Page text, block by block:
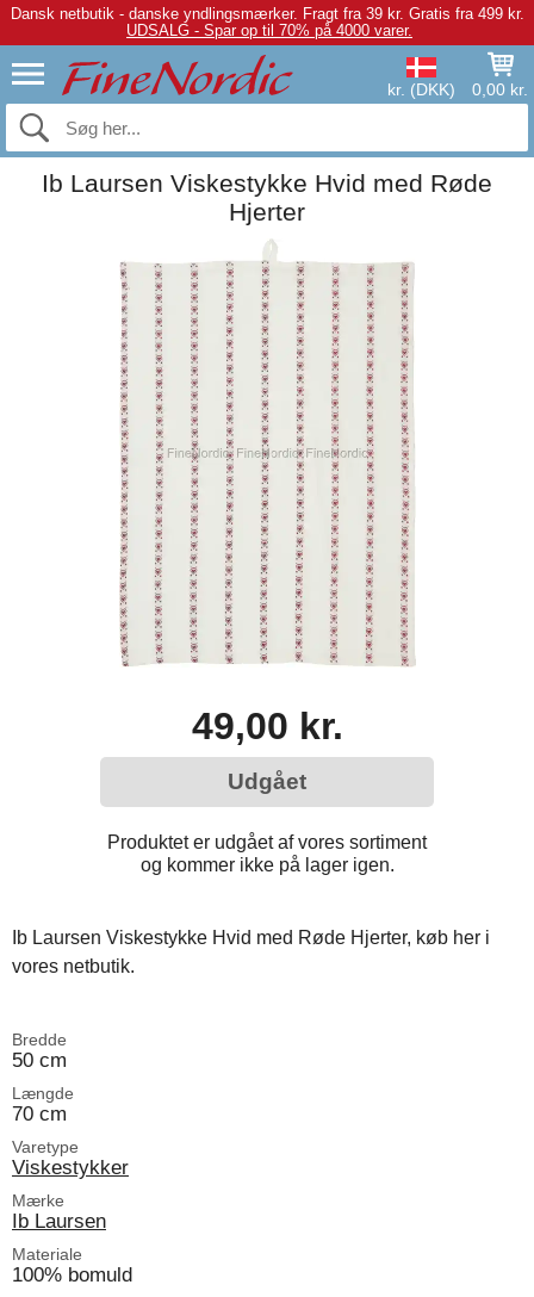
Dansk netbutik - danske yndlingsmærker. Fragt fra 39 kr. Gratis fra 499 kr.
UDSALG - Spar op til 70% på 4000 varer.
kr. (DKK) 0,00 kr.
Ib Laursen Viskestykke Hvid med Røde
Hjerter
49,00 kr.
Udgået
Produktet er udgået af vores sortiment
og kommer ikke på lager igen.
Ib Laursen Viskestykke Hvid med Røde Hjerter, køb her i
vores netbutik.
Bredde
50 cm
Længde
70 cm
Varetype
Viskestykker
Mærke
Ib Laursen
Materiale
100% bomuld